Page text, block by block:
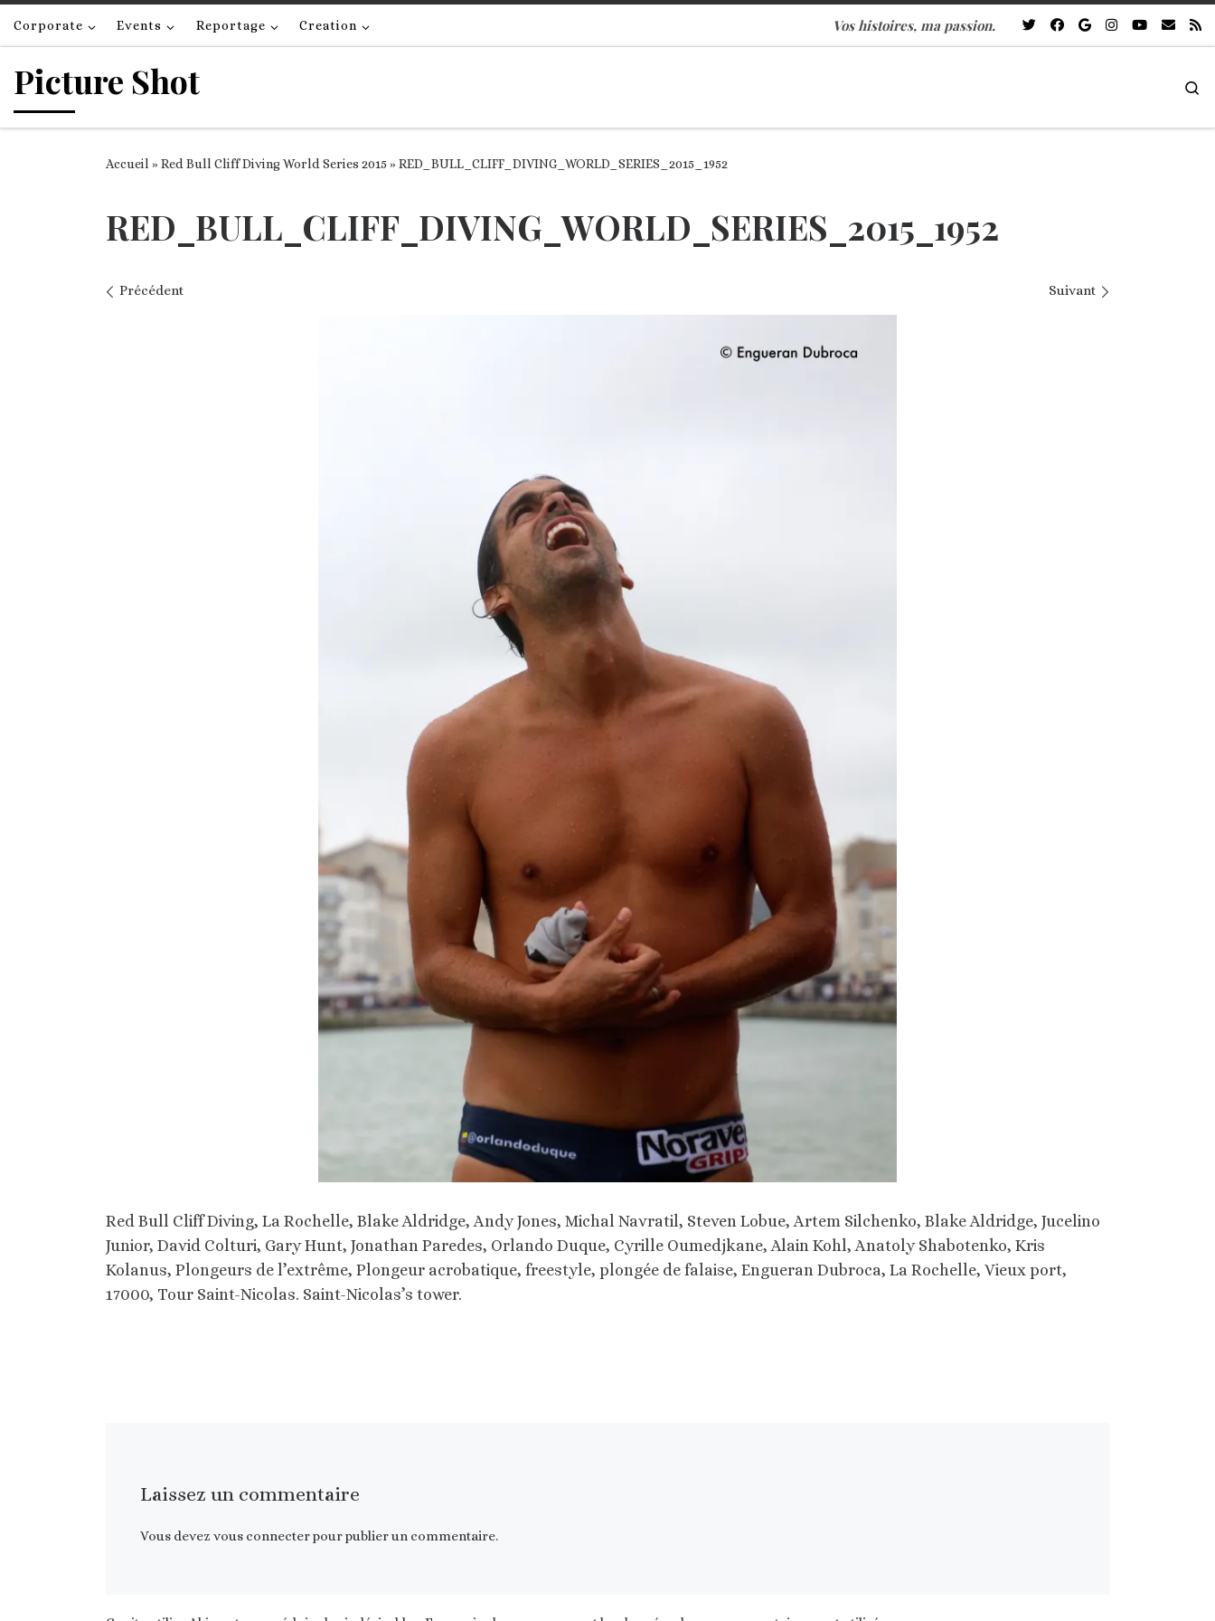
Passer au contenu
Corporate Events Reportage Creation Vos histoires, ma passion.
Picture Shot
Accueil »Red Bull Cliff Diving World Series 2015 »RED_BULL_CLIFF_DIVING_WORLD_SERIES_2015_1952
RED_BULL_CLIFF_DIVING_WORLD_SERIES_2015_1952
Navigation des images
Précédent Suivant
Red Bull Cliff Diving, La Rochelle, Blake Aldridge, Andy Jones, Michal Navratil, Steven Lobue, Artem Silchenko, Blake Aldridge, Jucelino
Junior, David Colturi, Gary Hunt, Jonathan Paredes, Orlando Duque, Cyrille Oumedjkane, Alain Kohl, Anatoly Shabotenko, Kris
Kolanus, Plongeurs de l’extrême, Plongeur acrobatique, freestyle, plongée de falaise, Engueran Dubroca, La Rochelle, Vieux port,
17000, Tour Saint-Nicolas. Saint-Nicolas’s tower.
Laissez un commentaire
Vous devez vous connecterpour publier un commentaire.